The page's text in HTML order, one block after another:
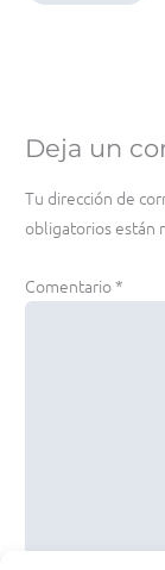
Deja un
Tu dirección de
obligatorios están
Comentario*